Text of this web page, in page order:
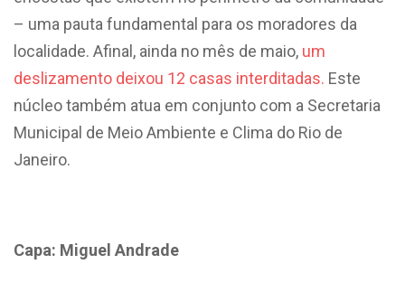
– uma pauta fundamental para os moradores da
localidade. Afinal, ainda no mês de maio, um
deslizamento deixou 12 casas interditadas. Este
núcleo também atua em conjunto com a Secretaria
Municipal de Meio Ambiente e Clima do Rio de
Janeiro.
Capa: Miguel Andrade